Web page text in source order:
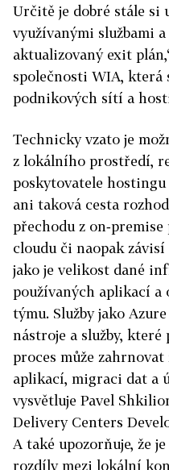
Určitě je dobré stále si
využívanými službami
aktualizovaný exit
společnosti WIA, která
podnikových sítí a
Technicky vzato je
z lokálního prostředí,
poskytovatele
ani taková cesta
přechodu z
cloudu či naopak
jako je velikost dané
používaných aplikací
týmu. Služby jako
nástroje a služby,
proces může
aplikací, migraci dat a
vysvětluje Pavel
Delivery Centers
A také upozorňuje, že
rozdíly mezi lokální